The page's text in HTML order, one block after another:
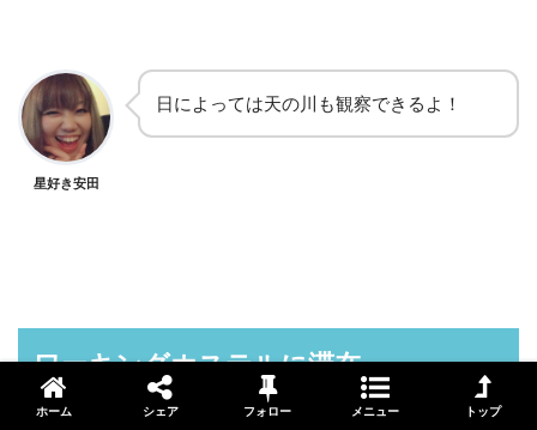
星好き安田
日によっては天の川も観察できるよ！
ワーキングホステルに滞在
ホーム シェア フォロー メニュー トップ